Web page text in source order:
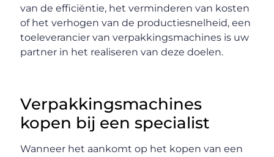
van de efficiëntie, het verminderen van kosten
of het verhogen van de productiesnelheid, een
toeleverancier van verpakkingsmachines is uw
partner in het realiseren van deze doelen.
Verpakkingsmachines
kopen bij een specialist
Wanneer het aankomt op het kopen van een